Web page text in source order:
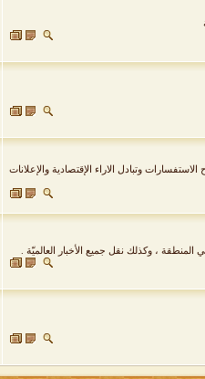
وتبادل الاراء الإقتصادية والإعلانات
، وكذلك نقل جميع الأخبار العالميّة .